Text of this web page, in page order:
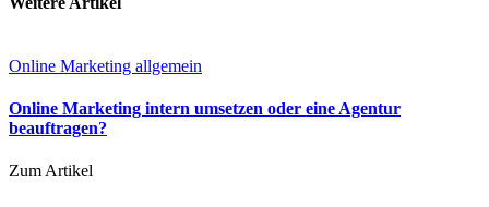
Online Marketing allgemein
Online Marketing intern umsetzen oder eine Agentur
beauftragen?
Zum Artikel